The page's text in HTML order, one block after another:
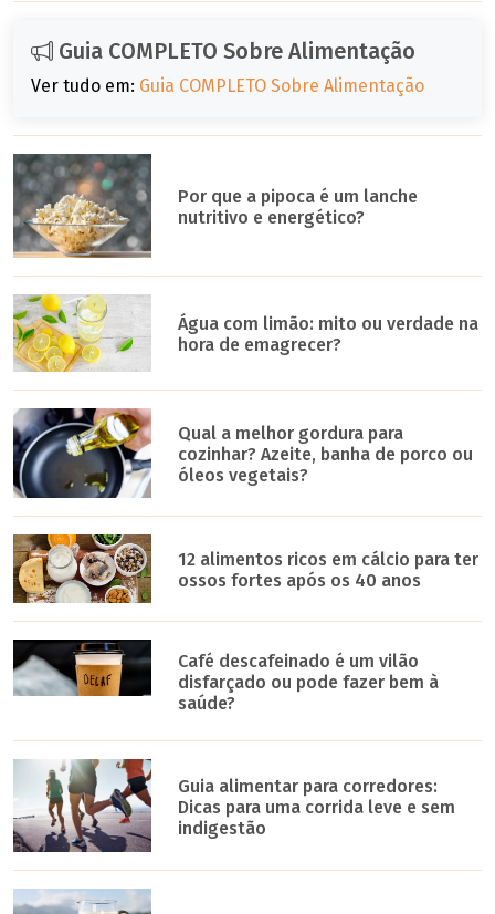
Guia COMPLETO Sobre Alimentação
Ver tudo em: Guia COMPLETO Sobre Alimentação
Por que a pipoca é um lanche
nutritivo e energético?
Água com limão: mito ou verdade na
hora de emagrecer?
Qual a melhor gordura para
cozinhar? Azeite, banha de porco ou
óleos vegetais?
12 alimentos ricos em cálcio para ter
ossos fortes após os 40 anos
Café descafeinado é um vilão
disfarçado ou pode fazer bem à
saúde?
Guia alimentar para corredores:
Dicas para uma corrida leve e sem
indigestão